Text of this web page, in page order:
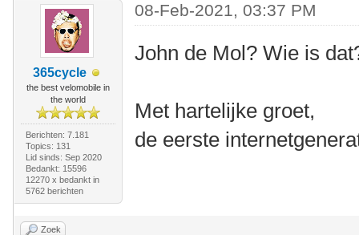
365cycle
the best velomobile in
the world
Berichten: 7.181
Topics: 131
Lid sinds: Sep 2020
Bedankt: 15596
12270 x bedankt in
5762 berichten
08-Feb-2021, 03:37 PM
John de Mol? Wie is
Met hartelijke groet,
de eerste
Zoek